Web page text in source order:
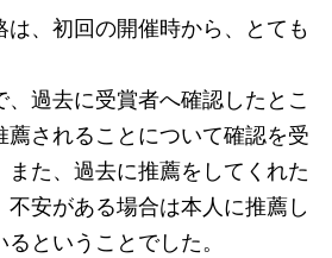
は、初回の開催時から、とても
過去に受賞者へ確認したとこ
薦されることについて確認を受
また、過去に推薦をしてくれた
不安がある場合は本人に推薦し
ということでした。